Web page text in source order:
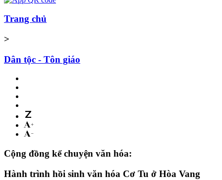
Trang chủ
>
Dân tộc - Tôn giáo
Cộng đồng kể chuyện văn hóa:
Hành trình hồi sinh văn hóa Cơ Tu ở Hòa Vang